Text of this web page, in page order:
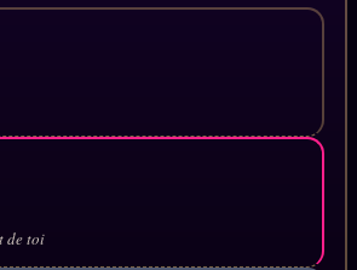
du Jour
de toi